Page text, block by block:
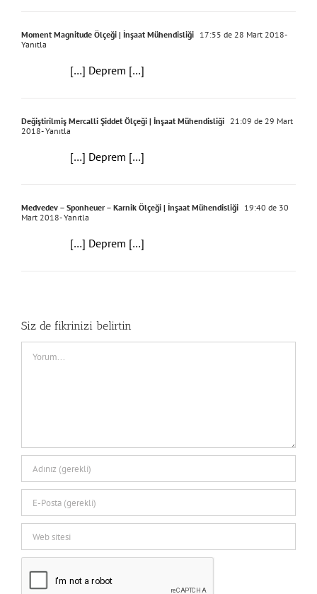
Moment Magnitude Ölçeği | İnşaat Mühendisliği 17:55 de 28 Mart 2018-
Yanıtla
[…] Deprem […]
Değiştirilmiş Mercalli Şiddet Ölçeği | İnşaat Mühendisliği 21:09 de 29 Mart
2018- Yanıtla
[…] Deprem […]
Medvedev – Sponheuer – Karnik Ölçeği | İnşaat Mühendisliği 19:40 de 30
Mart 2018- Yanıtla
[…] Deprem […]
Siz de fikrinizi belirtin
Comment